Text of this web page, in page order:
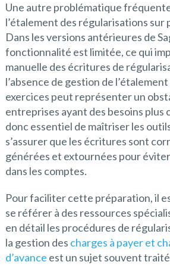
Une autre problématique
l’étalement des régularisations sur
Dans les versions antérieures de
fonctionnalité est limitée, ce qui
manuelle des écritures de
l’absence de gestion de
exercices peut représenter un
entreprises ayant des besoins plus
donc essentiel de maîtriser les
s’assurer que les écritures sont
générées et extournées pour
dans les comptes.
Pour faciliter cette préparation, il
se référer à des ressources
en détail les procédures de
la gestion des charges à payer et
d’avance est un sujet souvent